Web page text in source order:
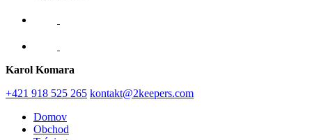
Karol Komara
+421 918 525 265 kontakt@2keepers.com
Domov
Obchod